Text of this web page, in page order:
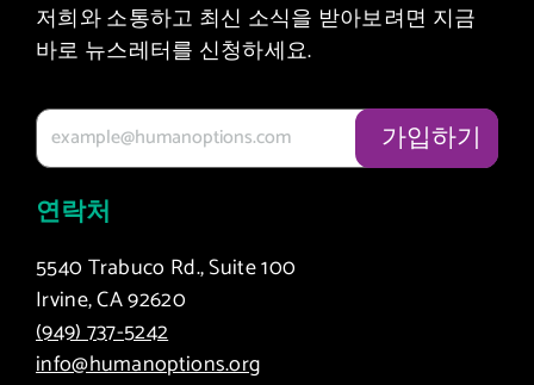
저희와 소통하고 최신 소식을 받아보려면 지금
바로 뉴스레터를 신청하세요.
연락처
5540 Trabuco Rd., Suite 100
Irvine, CA 92620
(949) 737-5242
info@humanoptions.org